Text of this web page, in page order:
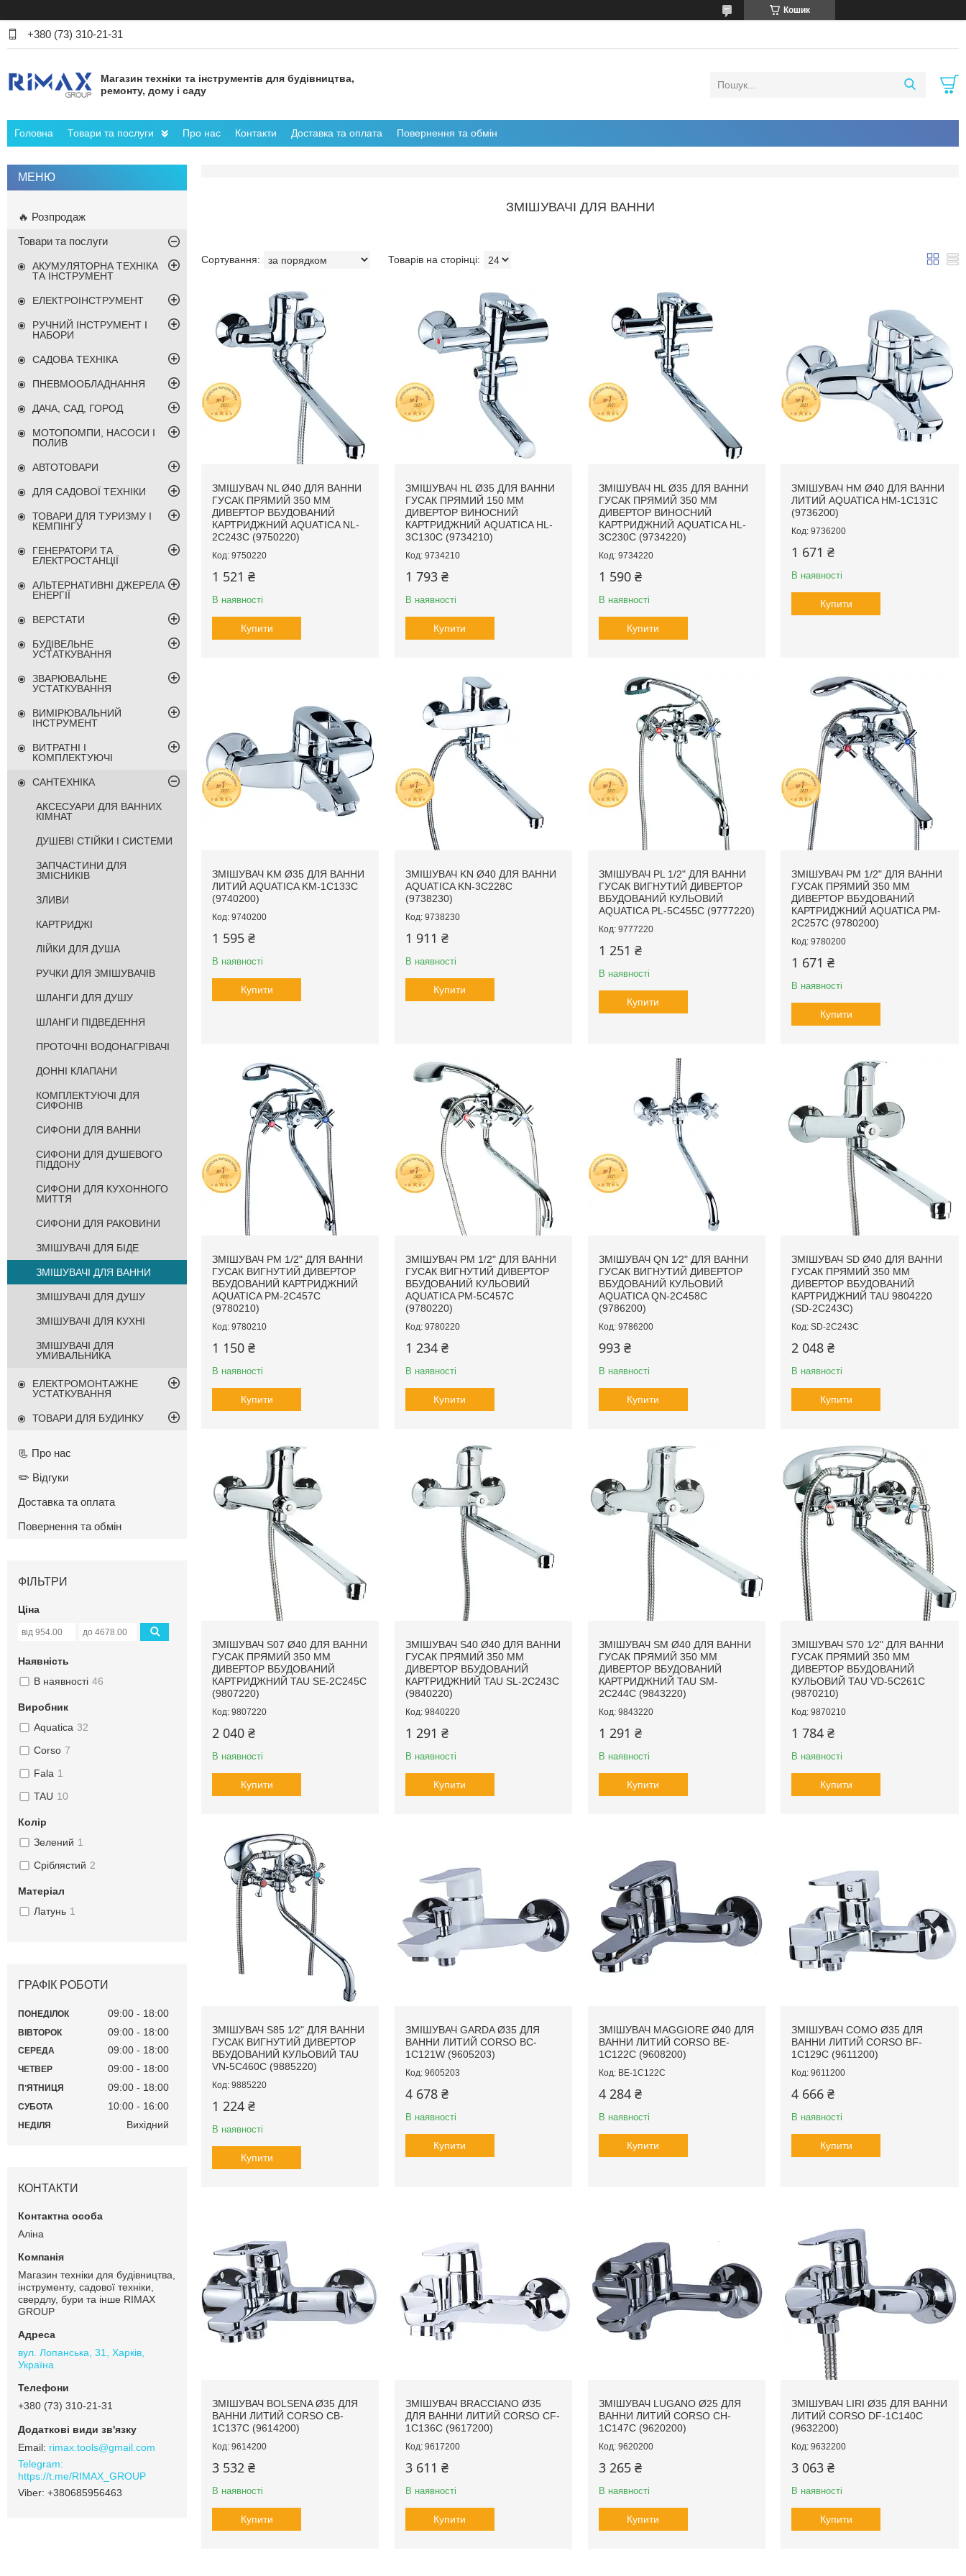
Кошик
+380 (73) 310-21-31
Магазин техніки та інструментів для будівництва,
ремонту, дому і саду
Головна Товари та послуги Про нас Контакти Доставка та оплата Повернення та обмін
ЗМІШУВАЧІ ДЛЯ ВАННИ
ЗМІШУВАЧ NL Ø40 ДЛЯ ВАННИ
ГУСАК ПРЯМИЙ 350 ММ
ДИВЕРТОР ВБУДОВАНИЙ
КАРТРИДЖНИЙ AQUATICA NL-
2C243C (9750220)
9750220
1 521 ₴
В наявності
Купити
ЗМІШУВАЧ HL Ø35 ДЛЯ ВАННИ
ГУСАК ПРЯМИЙ 150 ММ
ДИВЕРТОР ВИНОСНИЙ
КАРТРИДЖНИЙ AQUATICA HL-
3C130C (9734210)
9734210
1 793 ₴
В наявності
Купити
ЗМІШУВАЧ HL Ø35 ДЛЯ ВАННИ
ГУСАК ПРЯМИЙ 350 ММ
ДИВЕРТОР ВИНОСНИЙ
КАРТРИДЖНИЙ AQUATICA HL-
3C230C (9734220)
9734220
1 590 ₴
В наявності
Купити
ЗМІШУВАЧ HM Ø40 ДЛЯ ВАННИ
ЛИТИЙ AQUATICA HM-1C131C
(9736200)
9736200
1 671 ₴
В наявності
Купити
ЗМІШУВАЧ KM Ø35 ДЛЯ ВАННИ
ЛИТИЙ AQUATICA KM-1C133C
(9740200)
9740200
1 595 ₴
В наявності
Купити
ЗМІШУВАЧ KN Ø40 ДЛЯ ВАННИ
AQUATICA KN-3C228C
(9738230)
9738230
1 911 ₴
В наявності
Купити
ЗМІШУВАЧ PL 1/2" ДЛЯ ВАННИ
ГУСАК ВИГНУТИЙ ДИВЕРТОР
ВБУДОВАНИЙ КУЛЬОВИЙ
AQUATICA PL-5C455C (9777220)
9777220
1 251 ₴
В наявності
Купити
ЗМІШУВАЧ PM 1/2" ДЛЯ ВАННИ
ГУСАК ПРЯМИЙ 350 ММ
ДИВЕРТОР ВБУДОВАНИЙ
КАРТРИДЖНИЙ AQUATICA PM-
2C257C (9780200)
9780200
1 671 ₴
В наявності
Купити
ЗМІШУВАЧ PM 1/2" ДЛЯ ВАННИ
ГУСАК ВИГНУТИЙ ДИВЕРТОР
ВБУДОВАНИЙ КАРТРИДЖНИЙ
AQUATICA PM-2C457C
(9780210)
9780210
1 150 ₴
В наявності
Купити
ЗМІШУВАЧ PM 1/2" ДЛЯ ВАННИ
ГУСАК ВИГНУТИЙ ДИВЕРТОР
ВБУДОВАНИЙ КУЛЬОВИЙ
AQUATICA PM-5C457C
(9780220)
9780220
1 234 ₴
В наявності
Купити
ЗМІШУВАЧ QN 1⁄2" ДЛЯ ВАННИ
ГУСАК ВИГНУТИЙ ДИВЕРТОР
ВБУДОВАНИЙ КУЛЬОВИЙ
AQUATICA QN-2C458C
(9786200)
9786200
993 ₴
В наявності
Купити
ЗМІШУВАЧ SD Ø40 ДЛЯ ВАННИ
ГУСАК ПРЯМИЙ 350 ММ
ДИВЕРТОР ВБУДОВАНИЙ
КАРТРИДЖНИЙ TAU 9804220
(SD-2C243C)
SD-2C243C
2 048 ₴
В наявності
Купити
ЗМІШУВАЧ S07 Ø40 ДЛЯ ВАННИ
ГУСАК ПРЯМИЙ 350 ММ
ДИВЕРТОР ВБУДОВАНИЙ
КАРТРИДЖНИЙ TAU SE-2C245C
(9807220)
9807220
2 040 ₴
В наявності
Купити
ЗМІШУВАЧ S40 Ø40 ДЛЯ ВАННИ
ГУСАК ПРЯМИЙ 350 ММ
ДИВЕРТОР ВБУДОВАНИЙ
КАРТРИДЖНИЙ TAU SL-2C243C
(9840220)
9840220
1 291 ₴
В наявності
Купити
ЗМІШУВАЧ SM Ø40 ДЛЯ ВАННИ
ГУСАК ПРЯМИЙ 350 ММ
ДИВЕРТОР ВБУДОВАНИЙ
КАРТРИДЖНИЙ TAU SM-
2C244C (9843220)
9843220
1 291 ₴
В наявності
Купити
ЗМІШУВАЧ S70 1⁄2" ДЛЯ ВАННИ
ГУСАК ПРЯМИЙ 350 ММ
ДИВЕРТОР ВБУДОВАНИЙ
КУЛЬОВИЙ TAU VD-5C261C
(9870210)
9870210
1 784 ₴
В наявності
Купити
ЗМІШУВАЧ S85 1⁄2" ДЛЯ ВАННИ
ГУСАК ВИГНУТИЙ ДИВЕРТОР
ВБУДОВАНИЙ КУЛЬОВИЙ TAU
VN-5C460C (9885220)
9885220
1 224 ₴
В наявності
Купити
ЗМІШУВАЧ GARDA Ø35 ДЛЯ
ВАННИ ЛИТИЙ CORSO BC-
1C121W (9605203)
9605203
4 678 ₴
В наявності
Купити
ЗМІШУВАЧ MAGGIORE Ø40 ДЛЯ
ВАННИ ЛИТИЙ CORSO BE-
1C122C (9608200)
BE-1C122C
4 284 ₴
В наявності
Купити
ЗМІШУВАЧ COMO Ø35 ДЛЯ
ВАННИ ЛИТИЙ CORSO BF-
1C129C (9611200)
9611200
4 666 ₴
В наявності
Купити
ЗМІШУВАЧ BOLSENA Ø35 ДЛЯ
ВАННИ ЛИТИЙ CORSO CB-
1C137C (9614200)
9614200
3 532 ₴
В наявності
Купити
ЗМІШУВАЧ BRACCIANO Ø35
ДЛЯ ВАННИ ЛИТИЙ CORSO CF-
1C136C (9617200)
9617200
3 611 ₴
В наявності
Купити
ЗМІШУВАЧ LUGANO Ø25 ДЛЯ
ВАННИ ЛИТИЙ CORSO CH-
1C147C (9620200)
9620200
3 265 ₴
В наявності
Купити
ЗМІШУВАЧ LIRI Ø35 ДЛЯ ВАННИ
ЛИТИЙ CORSO DF-1C140C
(9632200)
9632200
3 063 ₴
В наявності
Купити
🔥 Розпродаж
Товари та послуги
АКУМУЛЯТОРНА ТЕХНІКА
ТА ІНСТРУМЕНТ
ЕЛЕКТРОІНСТРУМЕНТ
РУЧНИЙ ІНСТРУМЕНТ І
НАБОРИ
САДОВА ТЕХНІКА
ПНЕВМООБЛАДНАННЯ
ДАЧА, САД, ГОРОД
МОТОПОМПИ, НАСОСИ І
ПОЛИВ
АВТОТОВАРИ
ДЛЯ САДОВОЇ ТЕХНІКИ
ТОВАРИ ДЛЯ ТУРИЗМУ І
КЕМПІНГУ
ГЕНЕРАТОРИ ТА
ЕЛЕКТРОСТАНЦІЇ
АЛЬТЕРНАТИВНІ ДЖЕРЕЛА
ЕНЕРГІЇ
ВЕРСТАТИ
БУДІВЕЛЬНЕ
УСТАТКУВАННЯ
ЗВАРЮВАЛЬНЕ
УСТАТКУВАННЯ
ВИМІРЮВАЛЬНИЙ
ІНСТРУМЕНТ
ВИТРАТНІ І
КОМПЛЕКТУЮЧІ
САНТЕХНІКА
АКСЕСУАРИ ДЛЯ ВАННИХ
КІМНАТ
ДУШЕВІ СТІЙКИ І СИСТЕМИ
ЗАПЧАСТИНИ ДЛЯ
ЗМІСНИКІВ
ЗЛИВИ
КАРТРИДЖІ
ЛІЙКИ ДЛЯ ДУША
РУЧКИ ДЛЯ ЗМІШУВАЧІВ
ШЛАНГИ ДЛЯ ДУШУ
ШЛАНГИ ПІДВЕДЕННЯ
ПРОТОЧНІ ВОДОНАГРІВАЧІ
ДОННІ КЛАПАНИ
КОМПЛЕКТУЮЧІ ДЛЯ
СИФОНІВ
СИФОНИ ДЛЯ ВАННИ
СИФОНИ ДЛЯ ДУШЕВОГО
ПІДДОНУ
СИФОНИ ДЛЯ КУХОННОГО
МИТТЯ
СИФОНИ ДЛЯ РАКОВИНИ
ЗМІШУВАЧІ ДЛЯ БІДЕ
ЗМІШУВАЧІ ДЛЯ ВАННИ
ЗМІШУВАЧІ ДЛЯ ДУШУ
ЗМІШУВАЧІ ДЛЯ КУХНІ
ЗМІШУВАЧІ ДЛЯ
УМИВАЛЬНИКА
ЕЛЕКТРОМОНТАЖНЕ
УСТАТКУВАННЯ
ТОВАРИ ДЛЯ БУДИНКУ
📃 Про нас
✏️ Відгуки
Доставка та оплата
Повернення та обмін
ФІЛЬТРИ
Ціна
Наявність
В наявності 46
Виробник
Aquatica 32
Corso 7
Fala 1
TAU 10
Колір
Зелений 1
Сріблястий 2
Матеріал
Латунь 1
ГРАФІК РОБОТИ
ПОНЕДІЛОК 09:00 18:00
ВІВТОРОК 09:00 18:00
СЕРЕДА 09:00 18:00
ЧЕТВЕР 09:00 18:00
ПʼЯТНИЦЯ 09:00 18:00
СУБОТА 10:00 16:00
НЕДІЛЯ Вихідний
КОНТАКТИ
Аліна
Магазин техніки для будівництва,
інструменту, садової техніки,
свердлу, бури та інше RIMAX
GROUP
вул. Лопанська, 31, Харків,
Україна
+380 (73) 310-21-31
rimax.tools@gmail.com
https://t.me/RIMAX_GROUP
+380685956463